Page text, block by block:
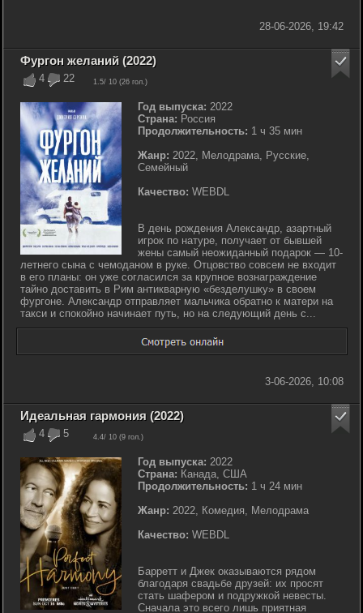
28-06-2026, 19:42
4 22 1.5/ 10 (26 гол.)
Фургон желаний (2022)
Год выпуска: 2022
Страна: Россия
Продолжительность: 1 ч 35 мин
Жанр: 2022, Мелодрама, Русские,
Семейный
Качество: WEBDL
В день рождения Александр, азартный
игрок по натуре, получает от бывшей
жены самый неожиданный подарок — 10-
летнего сына с чемоданом в руке. Отцовство совсем не входит
в его планы: он уже согласился за крупное вознаграждение
тайно доставить в Рим антикварную «безделушку» в своем
фургоне. Александр отправляет мальчика обратно к матери на
такси и спокойно начинает путь, но на следующий день с...
3-06-2026, 10:08
4 5 4.4/ 10 (9 гол.)
Идеальная гармония (2022)
Год выпуска: 2022
Страна: Канада, США
Продолжительность: 1 ч 24 мин
Жанр: 2022, Комедия, Мелодрама
Качество: WEBDL
Барретт и Джек оказываются рядом
благодаря свадьбе друзей: их просят
стать шафером и подружкой невесты.
Сначала это всего лишь приятная